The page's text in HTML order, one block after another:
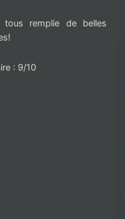
remplie de belles
: 9/10